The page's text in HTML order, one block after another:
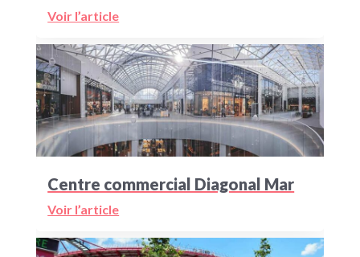
Voir l’article
Centre commercial Diagonal Mar
Voir l’article